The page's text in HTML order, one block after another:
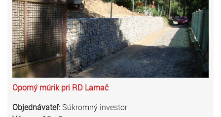
Oporný múrik pri RD Lamač
Objednávateľ: Súkromný investor